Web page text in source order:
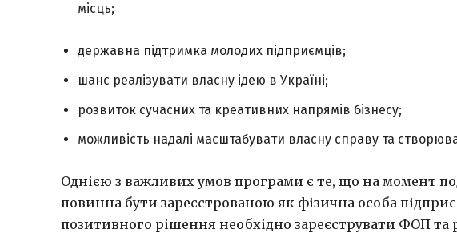
місць;
державна підтримка молодих підприємців;
шанс реалізувати власну ідею в Україні;
розвиток сучасних та креативних напрямів бізнесу;
можливість надалі масштабувати власну справу та
Однією з важливих умов програми є те, що на момент
повинна бути зареєстрованою як фізична особа
позитивного рішення необхідно зареєструвати ФОП та